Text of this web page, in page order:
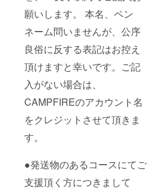
願いします。 本名、ペン
ネーム問いませんが、公序
良俗に反する表記はお控え
頂けますと幸いです。ご記
入がない場合は、
CAMPFIREのアカウント名
をクレジットさせて頂きま
す。
●発送物のあるコースにてご
支援頂く方につきまして